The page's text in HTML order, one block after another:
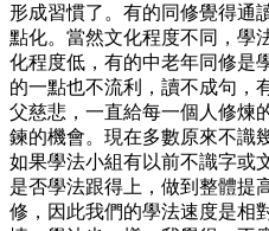
形成習慣了。有的同修覺得通
點化。當然文化程度不同，學
化程度低，有的中老年同修是
的一點也不流利，讀不成句，
父慈悲，一直給每一個人修煉
鍊的機會。現在多數原來不識
如果學法小組有以前不識字或
是否學法跟得上，做到整體提
修，因此我們的學法速度是相